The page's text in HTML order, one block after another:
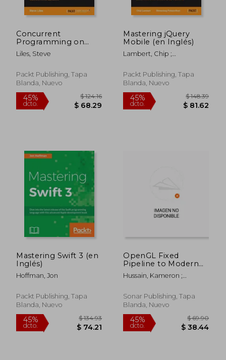
45%
dcto. $ 107.16
45%
dcto. $
Concurrent
Programming on
Android (en Inglés)
Liles, Steve
Packt Publishing, Tapa
Blanda, Nuevo
Mastering jQuery
Mobile (en Inglés)
Lambert, Chip ;
Packt Publishing, Tapa
Blanda, Nuevo
Mastering Swift 3 (en
Inglés)
Hoffman, Jon
Packt Publishing, Tapa
Blanda, Nuevo
OpenGL Fixed
Pipeline to Modern
Pipeline: Evolution in
Graphics
Inglés)
Hussain, Kameron ;
Sonar Publishing, Tapa
Blanda, Nuevo